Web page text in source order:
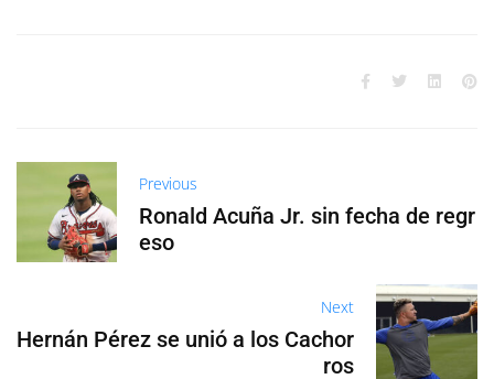
Previous
Ronald Acuña Jr. sin fecha de regr
eso
Next
Hernán Pérez se unió a los Cachor
ros